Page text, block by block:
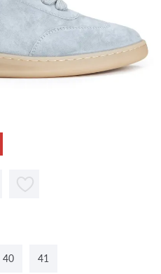
40 41